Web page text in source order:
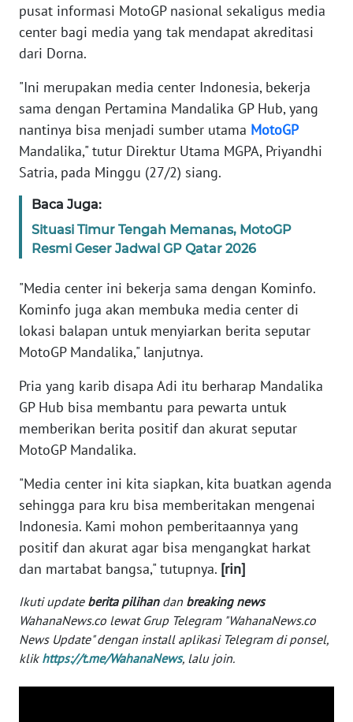
pusat informasi MotoGP nasional sekaligus media
center bagi media yang tak mendapat akreditasi
dari Dorna.
"Ini merupakan media center Indonesia, bekerja
sama dengan Pertamina Mandalika GP Hub, yang
nantinya bisa menjadi sumber utama MotoGP
Mandalika," tutur Direktur Utama MGPA, Priyandhi
Satria, pada Minggu (27/2) siang.
Baca Juga:
Situasi Timur Tengah Memanas, MotoGP
Resmi Geser Jadwal GP Qatar 2026
"Media center ini bekerja sama dengan Kominfo.
Kominfo juga akan membuka media center di
lokasi balapan untuk menyiarkan berita seputar
MotoGP Mandalika," lanjutnya.
Pria yang karib disapa Adi itu berharap Mandalika
GP Hub bisa membantu para pewarta untuk
memberikan berita positif dan akurat seputar
MotoGP Mandalika.
"Media center ini kita siapkan, kita buatkan agenda
sehingga para kru bisa memberitakan mengenai
Indonesia. Kami mohon pemberitaannya yang
positif dan akurat agar bisa mengangkat harkat
dan martabat bangsa," tutupnya. [rin]
Ikuti update berita pilihandan breaking news
WahanaNews.co lewat Grup Telegram "WahanaNews.co
News Update" dengan install aplikasi Telegram di ponsel,
klik https://t.me/WahanaNews, lalu join.
Informasi
INDEKS
KONTAK
KAMI
INFO
TENTANG
KAMI
PEDOMAN
MEDIA
SIBER
KARIR
DISCLAIMER
Wahana
News
Regional
SUMUT
WN
JAKARTA